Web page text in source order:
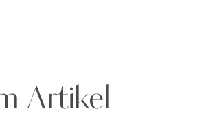
Artikel